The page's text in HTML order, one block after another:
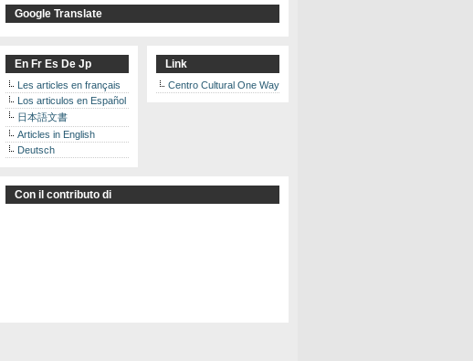
Google Translate
En Fr Es De Jp
Les articles en français
Los articulos en Español
日本語文書
Articles in English
Deutsch
Link
Centro Cultural One Way
Con il contributo di